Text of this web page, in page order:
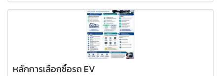
หลักการเลือกซื้อรถ EV